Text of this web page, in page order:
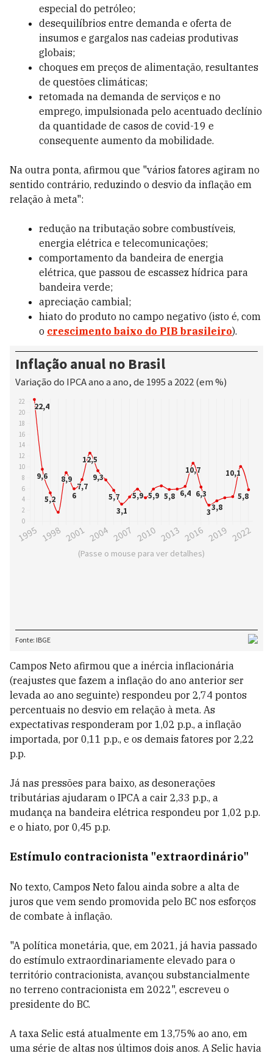
especial do petróleo;
desequilíbrios entre demanda e oferta de
insumos e gargalos nas cadeias produtivas
globais;
choques em preços de alimentação, resultantes
de questões climáticas;
retomada na demanda de serviços e no
emprego, impulsionada pelo acentuado declínio
da quantidade de casos de covid-19 e
consequente aumento da mobilidade.
Na outra ponta, afirmou que "vários fatores agiram no
sentido contrário, reduzindo o desvio da inflação em
relação à meta":
redução na tributação sobre combustíveis,
energia elétrica e telecomunicações;
comportamento da bandeira de energia
elétrica, que passou de escassez hídrica para
bandeira verde;
apreciação cambial;
hiato do produto no campo negativo (isto é, com
o crescimento baixo do PIB brasileiro).
Campos Neto afirmou que a inércia inflacionária
(reajustes que fazem a inflação do ano anterior ser
levada ao ano seguinte) respondeu por 2,74 pontos
percentuais no desvio em relação à meta. As
expectativas responderam por 1,02 p.p., a inflação
importada, por 0,11 p.p., e os demais fatores por 2,22
p.p.
Já nas pressões para baixo, as desonerações
tributárias ajudaram o IPCA a cair 2,33 p.p., a
mudança na bandeira elétrica respondeu por 1,02 p.p.
e o hiato, por 0,45 p.p.
Estímulo contracionista "extraordinário"
No texto, Campos Neto falou ainda sobre a alta de
juros que vem sendo promovida pelo BC nos esforços
de combate à inflação.
"A política monetária, que, em 2021, já havia passado
do estímulo extraordinariamente elevado para o
território contracionista, avançou substancialmente
no terreno contracionista em 2022", escreveu o
presidente do BC.
A taxa Selic está atualmente em 13,75% ao ano, em
uma série de altas nos últimos dois anos. A Selic havia